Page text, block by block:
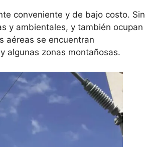
conveniente y de bajo costo. Sin
y ambientales, y también ocupan
aéreas se encuentran
algunas zonas montañosas.